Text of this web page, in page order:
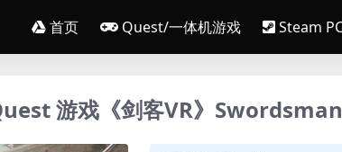
首页 Quest/一体机游戏 Steam
游戏《剑客VR》